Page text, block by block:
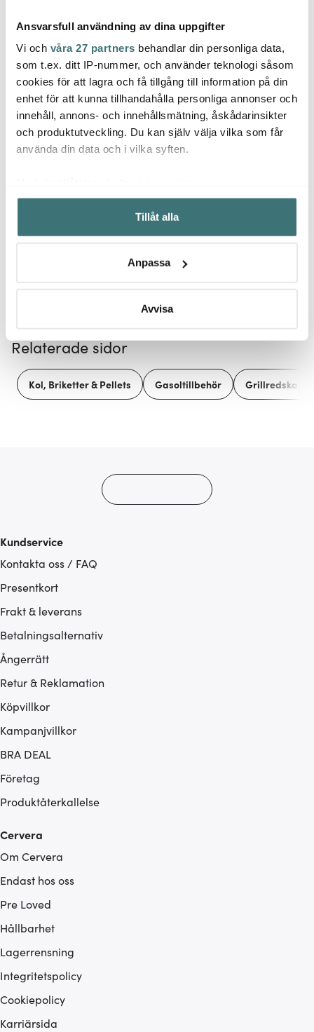
Ansvarsfull användning av dina uppgifter
Vi och våra 27 partners behandlar din personliga data,
som t.ex. ditt IP-nummer, och använder teknologi såsom
cookies för att lagra och få tillgång till information på din
enhet för att kunna tillhandahålla personliga annonser och
innehåll, annons- och innehållsmätning, åskådarinsikter
och produktutveckling. Du kan själv välja vilka som får
använda din data och i vilka syften.
Samla in information om din geografiska plats som
kan ha en noggrannhet på upp till flera meter
Identifiera din enhet genom att aktivt skanna den för
Ta reda på mer om hur dina personliga uppgifter
Du kan ändra eller dra tillbaka ditt samtycke när som
Vi använder cookies för att innehållet och annonserna
ska anpassas efter det som vi tror att du tycker om. Det
gör också att vi kan analysera vår trafik och göra
Tillåt alla
Anpassa
Avvisa
Mustang
Grillborste triangel
54x17 cm
49 kr
Mustang
Stekspade lång 50 cm
stål/trä
79 kr
Låt dig inspireras av våra kunder
Relaterade sidor
Kol, Briketter & Pellets Gasoltillbehör Grillredskap
Kundservice
Kontakta oss / FAQ
Presentkort
Frakt & leverans
Betalningsalternativ
Ångerrätt
Retur & Reklamation
Köpvillkor
Kampanjvillkor
BRA DEAL
Företag
Produktåterkallelse
Cervera
Om Cervera
Endast hos oss
Pre Loved
Hållbarhet
Lagerrensning
Integritetspolicy
Cookiepolicy
Karriärsida